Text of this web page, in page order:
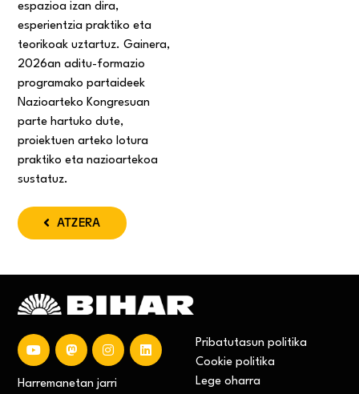
espazioa izan dira,
esperientzia praktiko eta
teorikoak uztartuz. Gainera,
2026an aditu-formazio
programako partaideek
Nazioarteko Kongresuan
parte hartuko dute,
proiektuen arteko lotura
praktiko eta nazioartekoa
sustatuz.
ATZERA
Harremanetan jarri
Pribatutasun politika
Cookie politika
Lege oharra